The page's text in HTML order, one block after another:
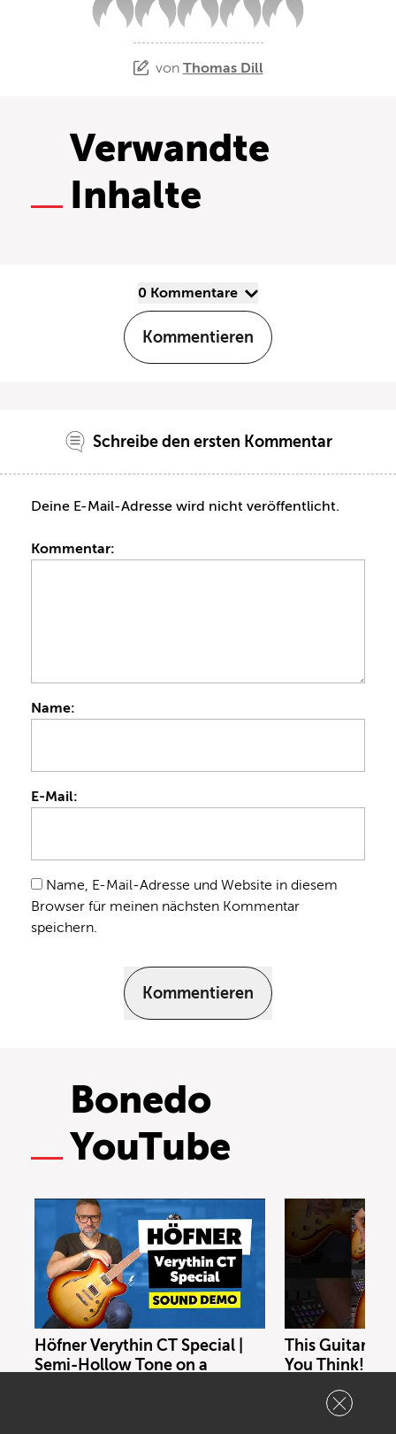
von Thomas Dill
Verwandte
Inhalte
0 Kommentare
Kommentieren
Schreibe den ersten Kommentar
Deine E-Mail-Adresse wird nicht veröffentlicht.
Kommentar:
Name:
E-Mail:
Name, E-Mail-Adresse und Website in diesem
Browser für meinen nächsten Kommentar
speichern.
Kommentieren
Bonedo
YouTube
Höfner Verythin CT Special |
Semi-Hollow Tone on a
This Guitar
You Think!